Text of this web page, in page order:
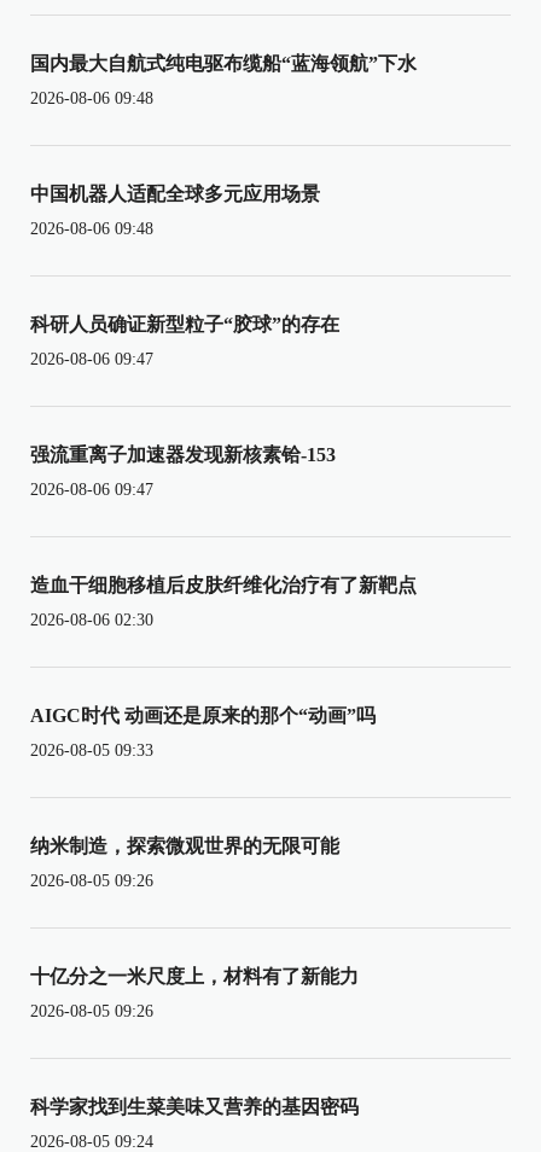
国内最大自航式纯电驱布缆船“蓝海领航”下水
2026-08-06 09:48
中国机器人适配全球多元应用场景
2026-08-06 09:48
科研人员确证新型粒子“胶球”的存在
2026-08-06 09:47
强流重离子加速器发现新核素铪-153
2026-08-06 09:47
造血干细胞移植后皮肤纤维化治疗有了新靶点
2026-08-06 02:30
AIGC时代 动画还是原来的那个“动画”吗
2026-08-05 09:33
纳米制造，探索微观世界的无限可能
2026-08-05 09:26
十亿分之一米尺度上，材料有了新能力
2026-08-05 09:26
科学家找到生菜美味又营养的基因密码
2026-08-05 09:24